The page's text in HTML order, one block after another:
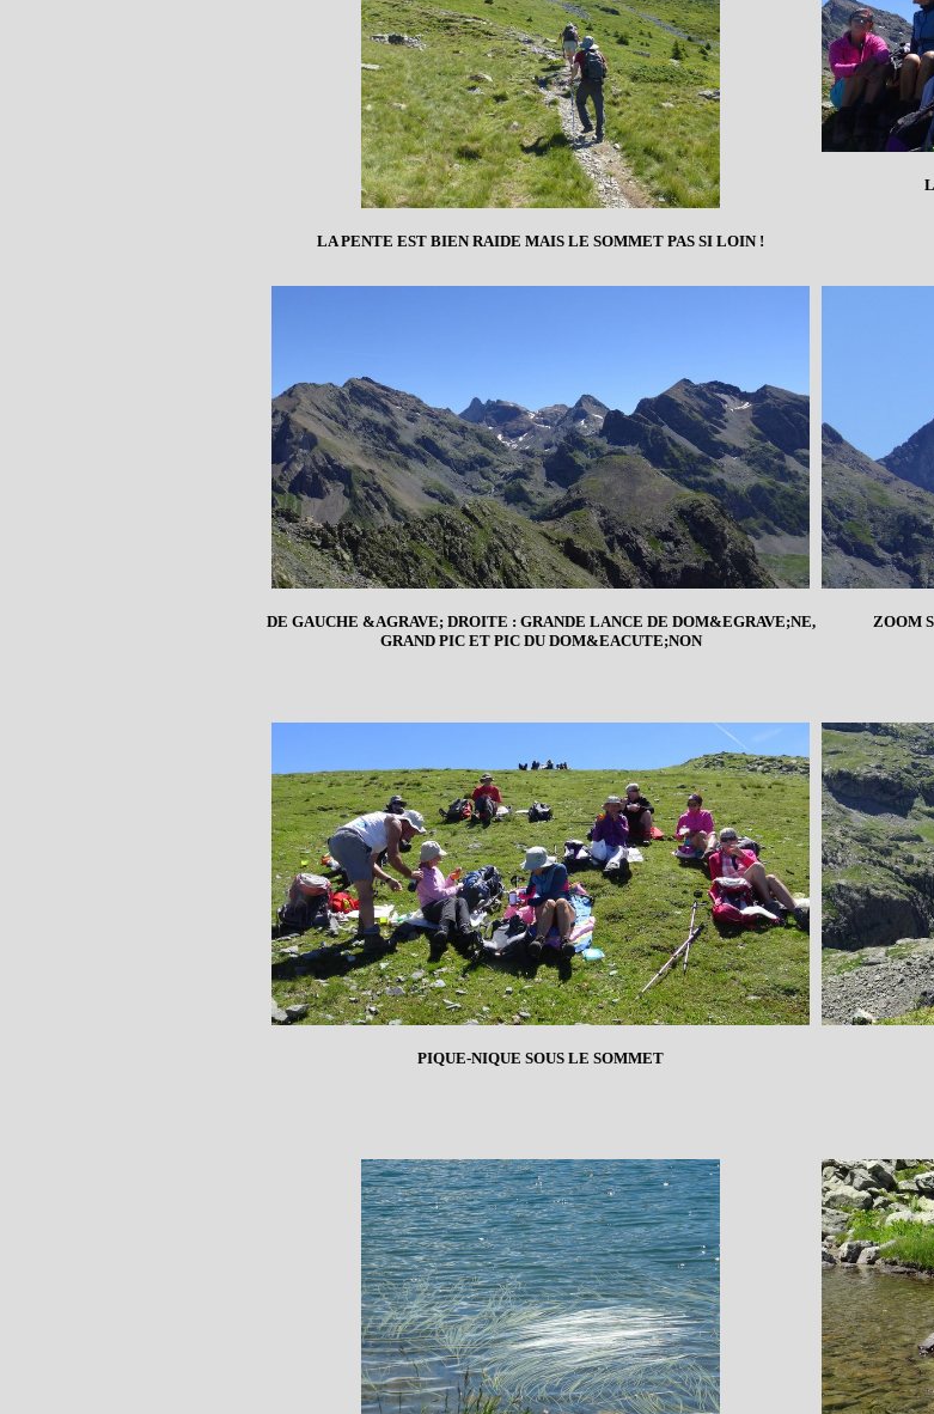
LA PENTE EST BIEN RAIDE MAIS LE SOMMET PAS SI LOIN !
DE GAUCHE &AGRAVE; DROITE : GRANDE LANCE DE DOM&EGRAVE;NE,
GRAND PIC ET PIC DU DOM&EACUTE;NON
ZOOM
PIQUE-NIQUE SOUS LE SOMMET